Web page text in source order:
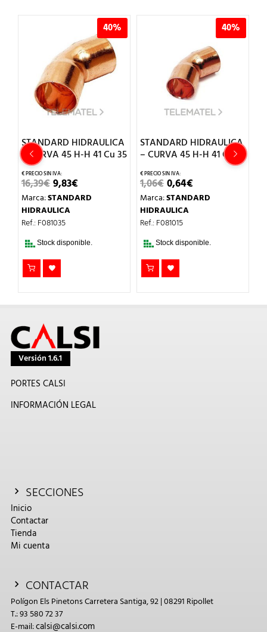
40%
STANDARD HIDRAULICA
– CURVA 45 H-H 41 Cu 35
16,39€EL
PRECIO
ORIGINAL
ERA:
16,39€.
9,83€PRECIO
ACTUAL
Marca:STANDARD
HIDRAULICA
Ref.: F081035
Stock disponible.
40%
STANDARD HIDRAULICA
– CURVA 45 H-H 41 Cu 15
1,06€EL
PRECIO
ORIGINAL
ERA:
1,06€.
0,64€PRECIO
ACTUAL
Marca:STANDARD
HIDRAULICA
Ref.: F081015
Stock disponible.
Versión 1.6.1
PORTES CALSI
INFORMACIÓN LEGAL
SECCIONES
Inicio
Contactar
Tienda
Mi cuenta
CONTACTAR
Polígon Els Pinetons Carretera Santiga, 92 | 08291 Ripollet
T.: 93 580 72 37
E-mail:calsi@calsi.com